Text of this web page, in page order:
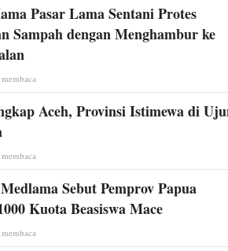
Pasar Lama Sentani Protes
Sampah dengan Menghambur ke
Aceh, Provinsi Istimewa di
Sebut Pemprov Papua
Kuota Beasiswa Mace